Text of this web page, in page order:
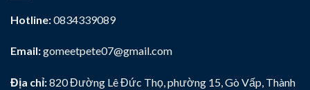
Hotline:0834339089
Email:gomeetpete07@gmail.com
Địa chỉ:820 Đường Lê Đức Thọ, phường 15, Gò Vấp, Thành